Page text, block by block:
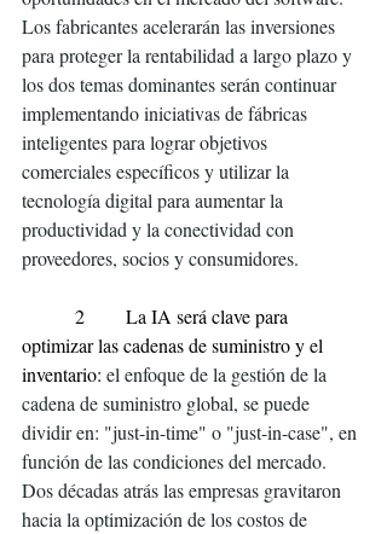
Los fabricantes acelerarán las inversiones
para proteger la rentabilidad a largo plazo y
los dos temas dominantes serán continuar
implementando iniciativas de fábricas
inteligentes para lograr objetivos
comerciales específicos y utilizar la
tecnología digital para aumentar la
productividad y la conectividad con
proveedores, socios y consumidores.
2       La IA será clave para
optimizar las cadenas de suministro y el
inventario: el enfoque de la gestión de la
cadena de suministro global, se puede
dividir en: "just-in-time" o "just-in-case", en
función de las condiciones del mercado.
Dos décadas atrás las empresas gravitaron
hacia la optimización de los costos de